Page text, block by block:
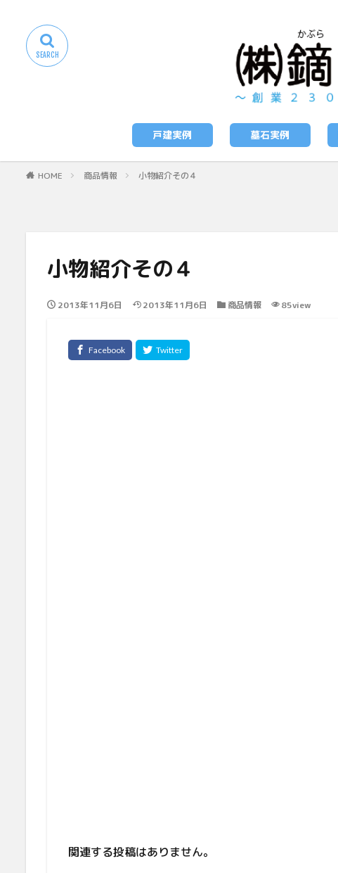
戸建実例 墓石実例
HOME 商品情報 小物紹介その４
小物紹介その４
2013年11月6日 2013年11月6日 商品情報 85view
関連する投稿はありません。